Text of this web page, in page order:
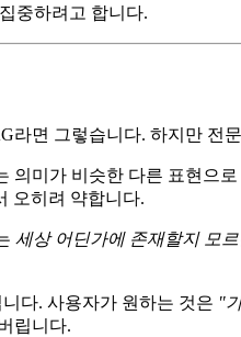
중하려고 합니다.
면 그렇습니다. 하지만 전
의미가 비슷한 다른 표현으
오히려 약합니다.
세상 어딘가에 존재할지 모
다. 사용자가 원하는 것은 "
립니다.